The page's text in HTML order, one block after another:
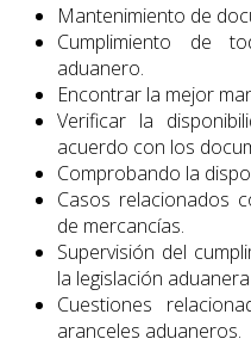
Mantenimiento de
Cumplimiento de
aduanero.
Encontrar la mejor
Verificar la
acuerdo con los
Comprobando la
Casos relacionados
de mercancías.
Supervisión del
la legislación aduanera
Cuestiones
aranceles aduaneros.